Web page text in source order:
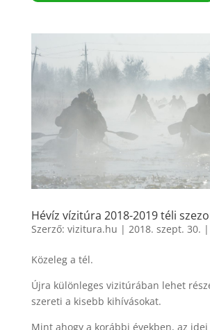
Hévíz vízitúra 2018-2019 téli
Szerző: vizitura.hu | 2018. szept. 30. |
Közeleg a tél.
Újra különleges vizitúrában lehet
szereti a kisebb kihívásokat.
Mint ahogy a korábbi években, az